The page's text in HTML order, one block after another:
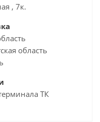
, 7к.
область
ТК